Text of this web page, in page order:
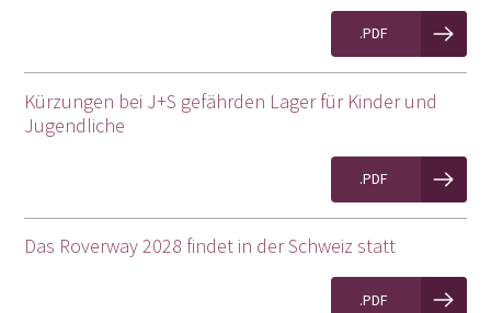
.PDF
Kürzungen bei J+S gefährden Lager für Kinder und
Jugendliche
.PDF
Das Roverway 2028 findet in der Schweiz statt
.PDF